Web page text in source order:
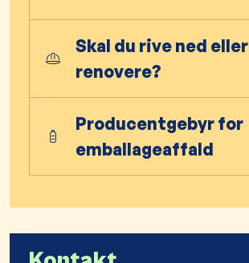
Skal du rive ned eller
renovere?
Producentgebyr for
emballageaffald